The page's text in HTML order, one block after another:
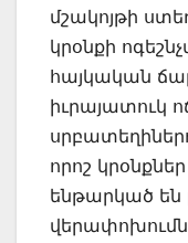
մշակոյթի
կրօնքի
հայկական
իւրայատուկ
որոշ
ենթարկած են